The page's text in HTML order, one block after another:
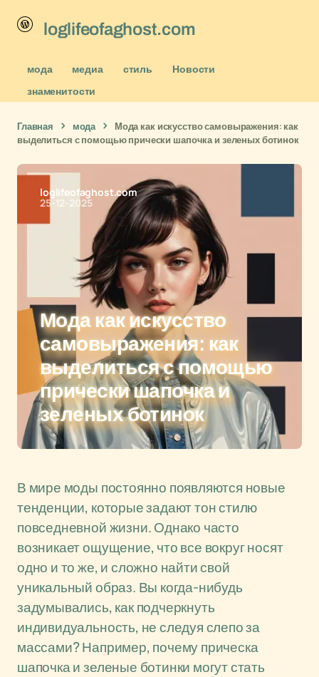
loglifeofaghost.com
мода медиа стиль
Новости
знаменитости
Главная мода
Мода как искусство самовыражения: как
выделиться с помощью прически шапочка и зеленых ботинок
loglifeofaghost.com
25-12-2025
Мода как искусство
самовыражения: как
выделиться с помощью
прически шапочка и
зеленых ботинок
В мире моды постоянно появляются новые
тенденции, которые задают тон стилю
повседневной жизни. Однако часто
возникает ощущение, что все вокруг носят
одно и то же, и сложно найти свой
уникальный образ. Вы когда-нибудь
задумывались, как подчеркнуть
индивидуальность, не следуя слепо за
массами? Например, почему прическа
шапочка и зеленые ботинки могут стать